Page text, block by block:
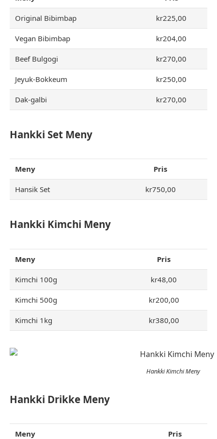
Original Bibimbap kr225,00
Vegan Bibimbap kr204,00
Beef Bulgogi kr270,00
Jeyuk-Bokkeum kr250,00
Dak-galbi kr270,00
Hankki Set Meny
Meny Pris
Hansik Set kr750,00
Hankki Kimchi Meny
Meny Pris
Kimchi 100g kr48,00
Kimchi 500g kr200,00
Kimchi 1kg kr380,00
Hankki Kimchi Meny
Hankki Drikke Meny
Meny Pris